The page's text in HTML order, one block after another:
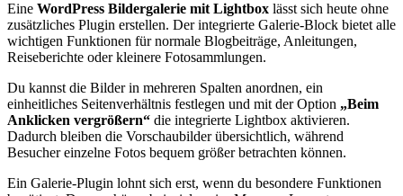
Eine WordPress Bildergalerie mit Lightbox lässt sich heute ohne
zusätzliches Plugin erstellen. Der integrierte Galerie-Block bietet alle
wichtigen Funktionen für normale Blogbeiträge, Anleitungen,
Reiseberichte oder kleinere Fotosammlungen.
Du kannst die Bilder in mehreren Spalten anordnen, ein
einheitliches Seitenverhältnis festlegen und mit der Option „Beim
Anklicken vergrößern“ die integrierte Lightbox aktivieren.
Dadurch bleiben die Vorschaubilder übersichtlich, während
Besucher einzelne Fotos bequem größer betrachten können.
Ein Galerie-Plugin lohnt sich erst, wenn du besondere Funktionen